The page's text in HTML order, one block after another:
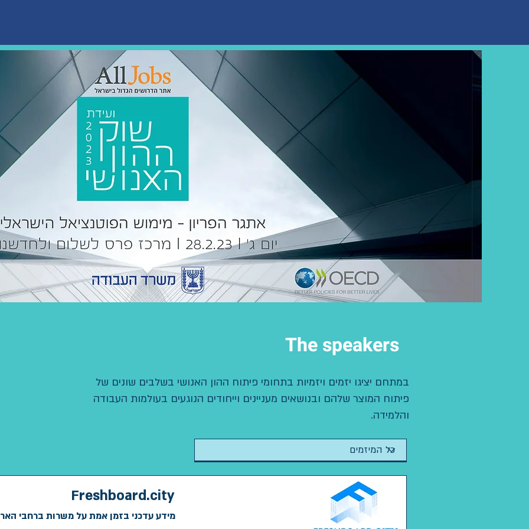
The speakers
במתחם יציגו יזמים ויזמיות בתחומי פיתוח ההון האנושי בשלבים שונים של
פיתוח המוצר שלהם ובנושאים מעניינים וייחודים הנוגעים בעולמות העבודה
והלמידה.
Freshboard.city
מידע עדכני בזמן אמת על משרות ברחבי